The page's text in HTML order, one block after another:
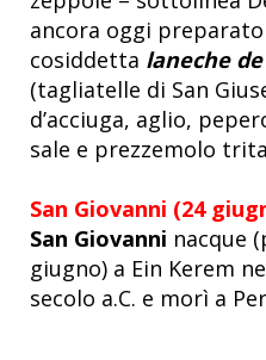
ancora oggi
cosiddetta laneche
(tagliatelle di San
d’acciuga, aglio,
sale e prezzemolo
San Giovanni (24
San Giovanni nacque
giugno) a Ein Kerem
secolo a.C. e morì a